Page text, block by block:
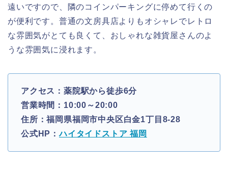
遠いですので、隣のコインパーキングに停めて行くの
が便利です。普通の文房具店よりもオシャレでレトロ
な雰囲気がとても良くて、おしゃれな雑貨屋さんのよ
うな雰囲気に浸れます。
アクセス：薬院駅から徒歩6分
営業時間：10:00～20:00
住所：福岡県福岡市中央区白金1丁目8-28
公式HP：ハイタイドストア 福岡